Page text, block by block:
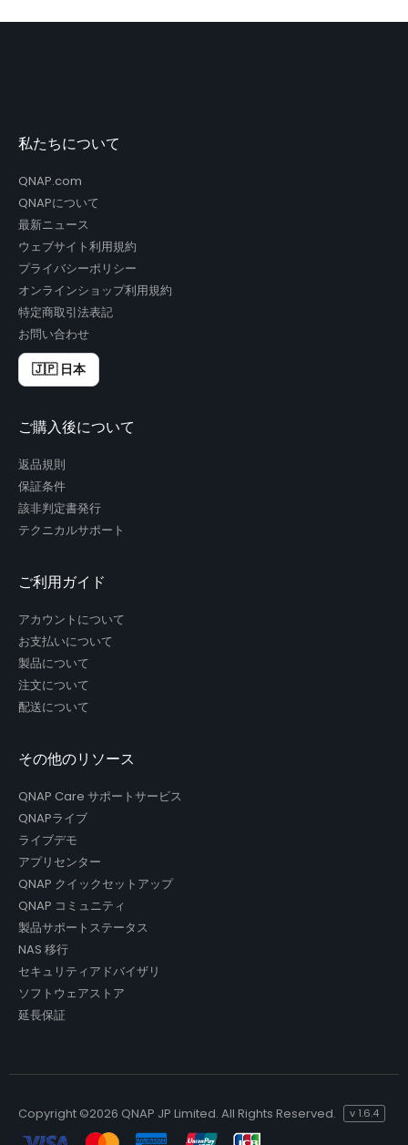
私たちについて
QNAP.com
QNAPについて
最新ニュース
ウェブサイト利用規約
プライバシーポリシー
オンラインショップ利用規約
特定商取引法表記
お問い合わせ
🇯🇵 日本
ご購入後について
返品規則
保証条件
該非判定書発行
テクニカルサポート
ご利用ガイド
アカウントについて
お支払いについて
製品について
注文について
配送について
その他のリソース
QNAP Care サポートサービス
QNAPライブ
ライブデモ
アプリセンター
QNAP クイックセットアップ
QNAP コミュニティ
製品サポートステータス
NAS 移行
セキュリティアドバイザリ
ソフトウェアストア
延長保証
Copyright ©2026 QNAP JP Limited. All Rights Reserved. v 1.6.4